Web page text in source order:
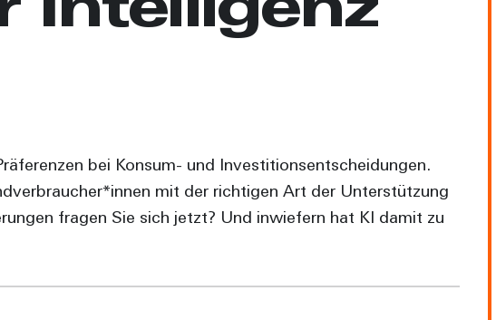
Intelligenz
bei Konsum- und Investitionsentscheidungen.
mit der richtigen Art der Unterstützung
fragen Sie sich jetzt? Und inwiefern hat KI damit zu